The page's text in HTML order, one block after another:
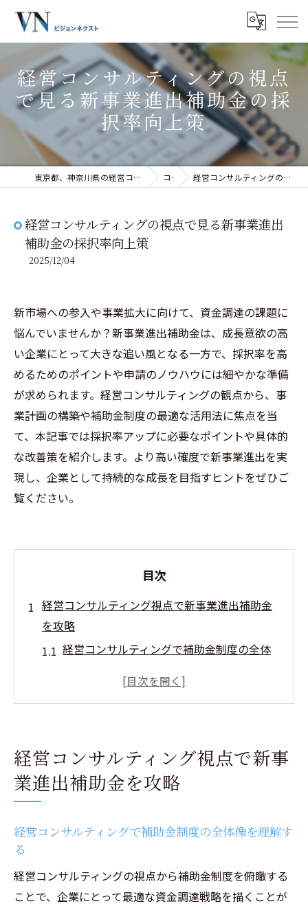
経営コンサルティングの視点
で見る新事業進出補助金の採
択率向上策
東京都、神奈川県の経営コンサルティングなら株式会社ビジョンネクスト コラム 経営コンサルティングの視点で見る新事業進出補助金の採択率向上策
経営コンサルティングの視点で見る新事業進出
補助金の採択率向上策
2025/12/04
新市場への参入や事業拡大に向けて、資金調達の課題に
悩んでいませんか？新事業進出補助金は、成長意欲の高
い企業にとって大きな追い風となる一方で、採択率を高
めるためのポイントや申請のノウハウには細やかな準備
が求められます。経営コンサルティングの観点から、事
業計画の構築や補助金制度の最適な活用法に焦点を当
て、本記事では採択率アップに必要なポイントや具体的
な改善策を紹介します。より高い確度で新事業進出を実
現し、企業として持続的な成長を目指すヒントをぜひご
覧ください。
目次
経営コンサルティング視点で新事業進出補助金
を攻略
経営コンサルティングで補助金制度の全体
新事業進出補助金のわかりやすい活用ステ
み解き方
補助金採択結果を事業戦略にどう生かすか
成功を導く新事業進出補助金の申請ノウハウ
す安心感
新事業進出補助金申請代行のメリットと注
経営コンサルティング視点で新事
業進出補助金を攻略
経営コンサルティングで補助金制度の全体像を理解す
る
経営コンサルティングの視点から補助金制度を俯瞰する
ことで、企業にとって最適な資金調達戦略を描くことが